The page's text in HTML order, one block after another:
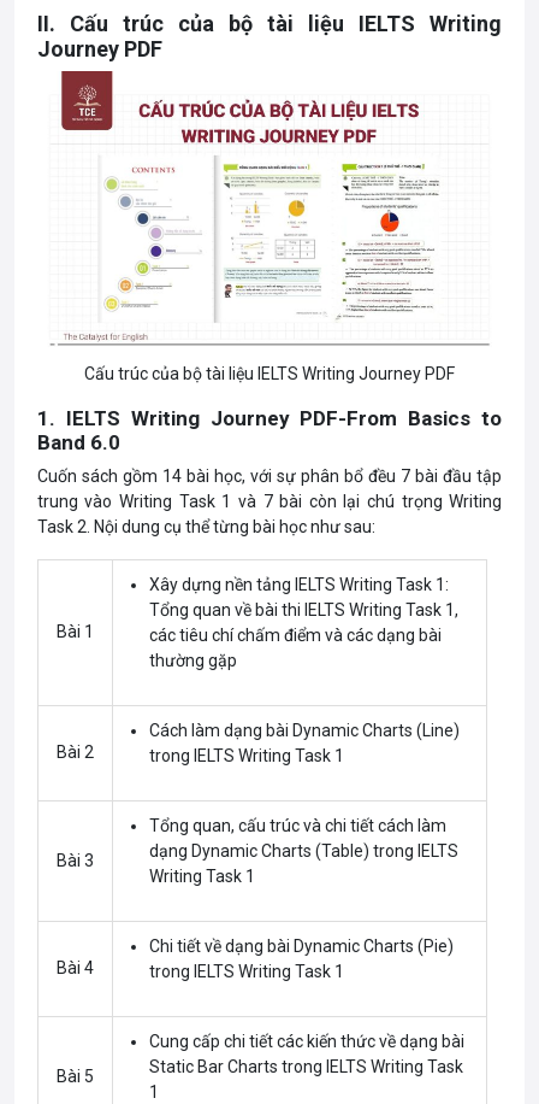
II. Cấu trúc của bộ tài liệu IELTS Writing
Journey PDF
Cấu trúc của bộ tài liệu IELTS Writing Journey PDF
1. IELTS Writing Journey PDF-From Basics to
Band 6.0
Cuốn sách gồm 14 bài học, với sự phân bổ đều 7 bài đầu tập
trung vào Writing Task 1 và 7 bài còn lại chú trọng Writing
Task 2. Nội dung cụ thể từng bài học như sau:
Bài 1
Xây dựng nền tảng IELTS Writing Task 1:
Tổng quan về bài thi IELTS Writing Task 1,
các tiêu chí chấm điểm và các dạng bài
thường gặp
Bài 2
Cách làm dạng bài Dynamic Charts (Line)
trong IELTS Writing Task 1
Bài 3
Tổng quan, cấu trúc và chi tiết cách làm
dạng Dynamic Charts (Table) trong IELTS
Writing Task 1
Bài 4
Chi tiết về dạng bài Dynamic Charts (Pie)
trong IELTS Writing Task 1
Bài 5
Cung cấp chi tiết các kiến thức về dạng bài
Static Bar Charts trong IELTS Writing Task
1